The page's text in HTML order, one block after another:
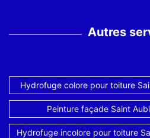
Autres
Hydrofuge colore pour toiture
Peinture façade Saint
Hydrofuge incolore pour toiture